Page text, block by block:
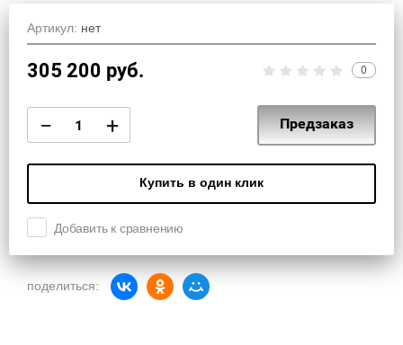
Артикул: нет
305 200 руб. 0
− + Предзаказ
Купить в один клик
Добавить к сравнению
поделиться: